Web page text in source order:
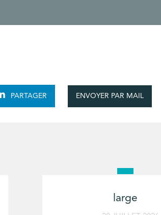
PARTAGER ENVOYER PAR MAIL
large